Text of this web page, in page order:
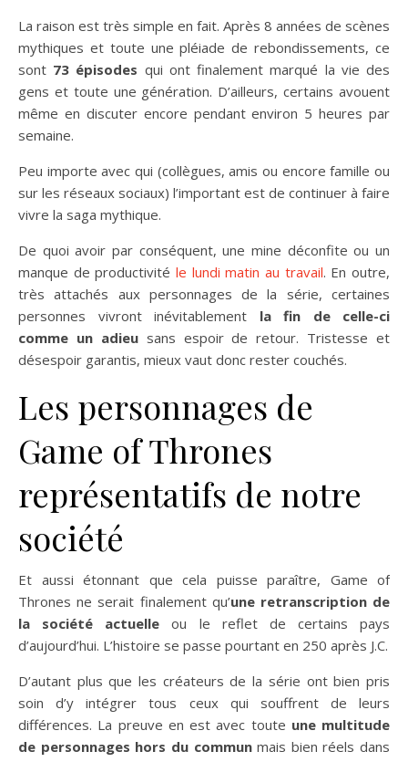
La raison est très simple en fait. Après 8 années de scènes
mythiques et toute une pléiade de rebondissements, ce
sont 73 épisodes qui ont finalement marqué la vie des
gens et toute une génération. D’ailleurs, certains avouent
même en discuter encore pendant environ 5 heures par
semaine.
Peu importe avec qui (collègues, amis ou encore famille ou
sur les réseaux sociaux) l’important est de continuer à faire
vivre la saga mythique.
De quoi avoir par conséquent, une mine déconfite ou un
manque de productivité le lundi matin au travail. En outre,
très attachés aux personnages de la série, certaines
personnes vivront inévitablement la fin de celle-ci
comme un adieusans espoir de retour. Tristesse et
désespoir garantis, mieux vaut donc rester couchés.
Les personnages de
Game of Thrones
représentatifs de notre
société
Et aussi étonnant que cela puisse paraître, Game of
Thrones ne serait finalement qu’une retranscription de
la société actuelle ou le reflet de certains pays
d’aujourd’hui. L’histoire se passe pourtant en 250 après J.C.
D’autant plus que les créateurs de la série ont bien pris
soin d’y intégrer tous ceux qui souffrent de leurs
différences. La preuve en est avec toute une multitude
de personnages hors du communmais bien réels dans